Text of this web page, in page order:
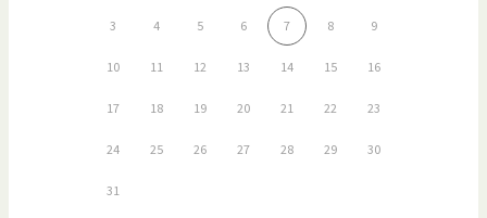
3 4 5 6 7 8 9
10 11 12 13 14 15 16
17 18 19 20 21 22 23
24 25 26 27 28 29 30
31